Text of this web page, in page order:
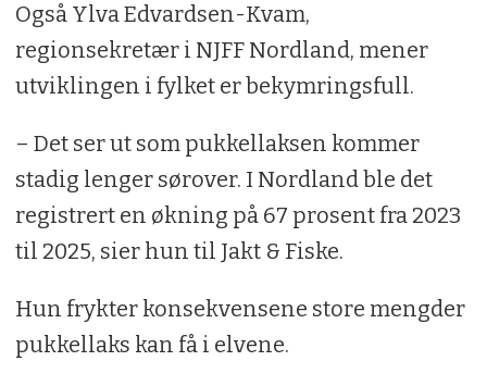
Også Ylva Edvardsen-Kvam,
regionsekretær i NJFF Nordland, mener
utviklingen i fylket er bekymringsfull.
– Det ser ut som pukkellaksen kommer
stadig lenger sørover. I Nordland ble det
registrert en økning på 67 prosent fra 2023
til 2025, sier hun til Jakt & Fiske.
Hun frykter konsekvensene store mengder
pukkellaks kan få i elvene.